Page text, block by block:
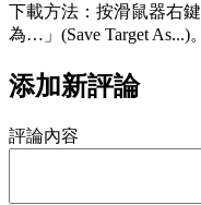
下載方法：按滑鼠器右
為…」(Save Target As...)。
添加新評論
評論內容